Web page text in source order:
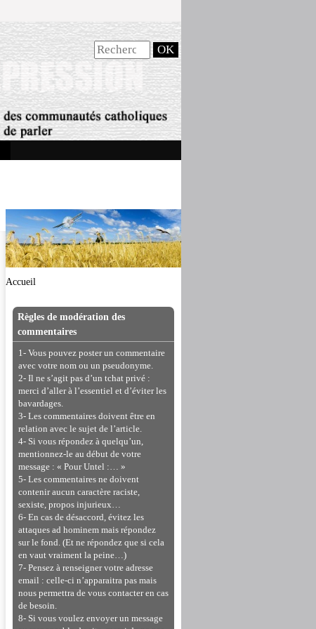
Accueil
Règles de modération des
commentaires
1- Vous pouvez poster un commentaire
avec votre nom ou un pseudonyme.
2- Il ne s’agit pas d’un tchat privé :
merci d’aller à l’essentiel et d’éviter les
bavardages.
3- Les commentaires doivent être en
relation avec le sujet de l’article.
4- Si vous répondez à quelqu’un,
mentionnez-le au début de votre
message : « Pour Untel :… »
5- Les commentaires ne doivent
contenir aucun caractère raciste,
sexiste, propos injurieux…
6- En cas de désaccord, évitez les
attaques ad hominem mais répondez
sur le fond. (Et ne répondez que si cela
en vaut vraiment la peine…)
7- Pensez à renseigner votre adresse
email : celle-ci n’apparaitra pas mais
nous permettra de vous contacter en cas
de besoin.
8- Si vous voulez envoyer un message